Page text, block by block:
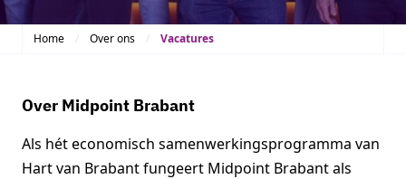
Home Over ons Vacatures
Over Midpoint Brabant
Als hét economisch samenwerkingsprogramma van
Hart van Brabant fungeert Midpoint Brabant als